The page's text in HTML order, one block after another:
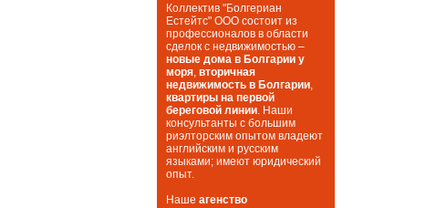
Коллектив "Болгериан
Естейтс" ООО состоит из
профессионалов в области
сделок с недвижимостью –
новые дома в Болгарии у
моря, вторичная
недвижимость в Болгарии,
квартиры на первой
береговой линии. Наши
консультанты с большим
риэлторским опытом владеют
английским и русским
языками; имеют юридический
опыт.
Наше агенство